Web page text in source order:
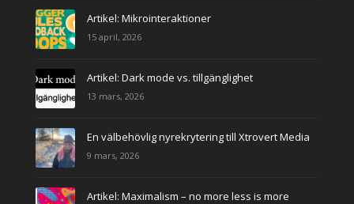
Artikel: Mikrointeraktioner
15 april, 2026
Artikel: Dark mode vs. tillgänglighet
13 mars, 2026
En välbehövlig nyrekrytering till Xtrovert Media
9 mars, 2026
Artikel: Maximalism – no more less is more